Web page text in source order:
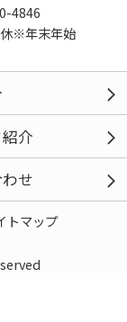
4846
※年末年始
介
せ
トマップ